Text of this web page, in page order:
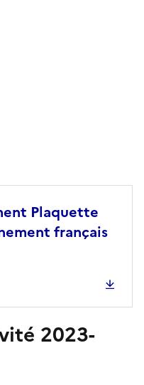
Plaquette
français
2023-